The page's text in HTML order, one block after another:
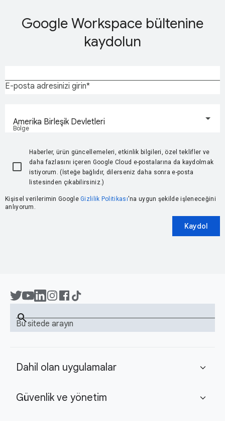
Google Workspace bültenine
kaydolun
E-posta adresinizi girin
Bölge
Amerika Birleşik Devletleri
Haberler, ürün güncellemeleri, etkinlik bilgileri, özel teklifler ve
daha fazlasını içeren Google Cloud e-postalarına da kaydolmak
istiyorum. (İsteğe bağlıdır, dilerseniz daha sonra e-posta
listesinden çıkabilirsiniz.)
Kişisel verilerimin GoogleGizlilik Politikası'na uygun şekilde işleneceğini
anlıyorum.
Kaydol
Bu sitede arayın
search
Dahil olan uygulamalar expand_more
Güvenlik ve yönetim expand_more